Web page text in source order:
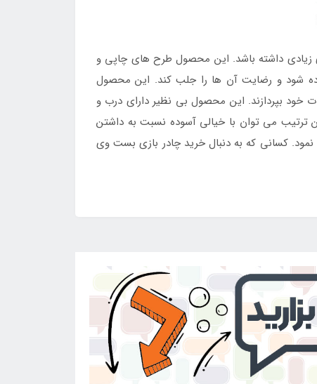
زیادی داشته باشد. این محصول طرح های چاپی و
شود و رضایت آن ها را جلب کند. این محصول
خود بپردازند. این محصول بی نظیر دارای درب و
ترتیب می توان با خیالی آسوده نسبت به داشتن
نمود. کسانی که به دنبال خرید چادر بازی بست وی